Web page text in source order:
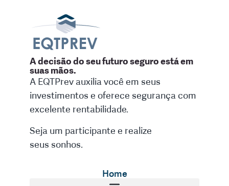
A decisão do seu futuro seguro está em
suas mãos.
A EQTPrev auxilia você em seus
investimentos e oferece segurança com
excelente rentabilidade.
Seja um participante e realize
seus sonhos.
Home